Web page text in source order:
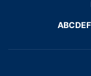
ABCDEF